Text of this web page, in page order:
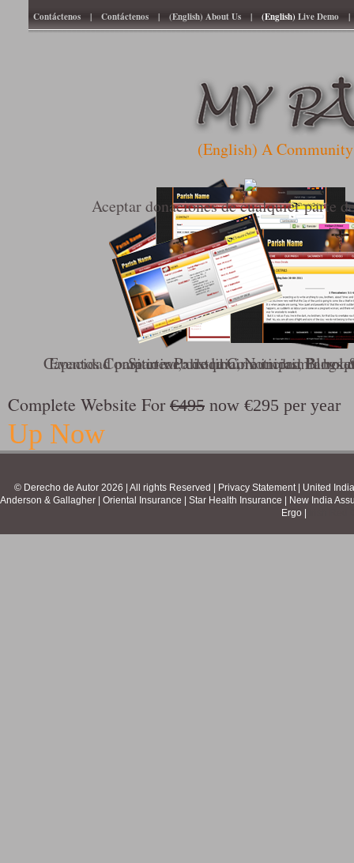
Contáctenos | Contáctenos | (English) About Us | (English) Live Demo |
(English) A
Sitio web de la Comunidad
Capacidad para crear, distribuir e imprimir
Eventos Compartir Parroquia, Noticias, Blogs
Aceptar donaciones de cualquier parte
Complete Website For €495 now €295 per year
Up Now
© Derecho de Autor 2026 | All rights Reserved | Privacy Statement |
United
Anderson & Gallagher
Oriental Insurance Star Health Insurance
New India
Ergo